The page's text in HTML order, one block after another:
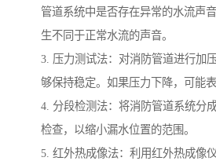
管道系统中是否存在异常的水流声
生不同于正常水流的声音。
3. 压力测试法：对消防管道进行加
够保持稳定。如果压力下降，可能
4. 分段检测法：将消防管道系统分
检查，以缩小漏水位置的范围。
5. 红外热成像法：利用红外热成像